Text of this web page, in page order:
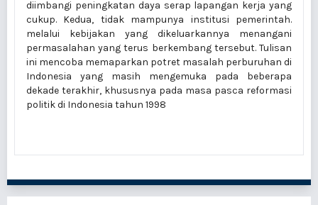
diimbangi peningkatan daya serap lapangan kerja yang
cukup. Kedua, tidak mampunya institusi pemerintah.
melalui kebijakan yang dikeluarkannya menangani
permasalahan yang terus berkembang tersebut. Tulisan
ini mencoba memaparkan potret masalah perburuhan di
Indonesia yang masih mengemuka pada beberapa
dekade terakhir, khususnya pada masa pasca reformasi
politik di Indonesia tahun 1998